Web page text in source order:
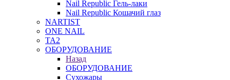
Nail Republic Гель-лаки
Nail Republic Кошачий глаз
NARTIST
ONE NAIL
TA2
ОБОРУДОВАНИЕ
Назад
ОБОРУДОВАНИЕ
Сухожары